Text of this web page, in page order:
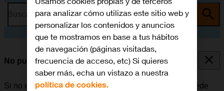
Busca por problema o tema
No puedo utilizar la función de Wi-Fi
Si no es posible utilizar el Wi-Fi en el Apple Watch, puede
para analizar cómo utilizas este sitio web y
personalizar los contenidos y anuncios
que te mostramos en base a tus hábitos
de navegación (páginas visitadas,
frecuencia de acceso, etc) Si quieres
saber más, echa un vistazo a nuestra
política de cookies.